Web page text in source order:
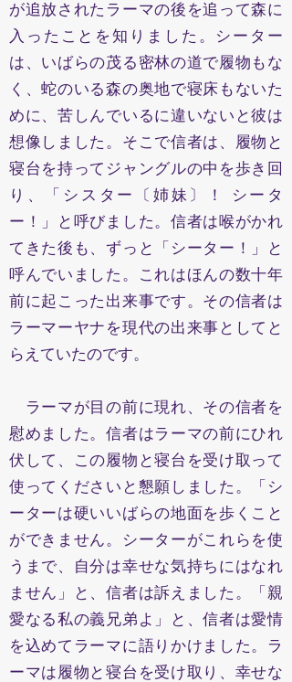
が追放されたラーマの後を追って森に
入ったことを知りました。シーター
は、いばらの茂る密林の道で履物もな
く、蛇のいる森の奥地で寝床もないた
めに、苦しんでいるに違いないと彼は
想像しました。そこで信者は、履物と
寝台を持ってジャングルの中を歩き回
り、「シスター〔姉妹〕！ シータ
ー！」と呼びました。信者は喉がかれ
てきた後も、ずっと「シーター！」と
呼んでいました。これはほんの数十年
前に起こった出来事です。その信者は
ラーマーヤナを現代の出来事としてと
らえていたのです。
ラーマが目の前に現れ、その信者を
慰めました。信者はラーマの前にひれ
伏して、この履物と寝台を受け取って
使ってくださいと懇願しました。「シ
ーターは硬いいばらの地面を歩くこと
ができません。シーターがこれらを使
うまで、自分は幸せな気持ちにはなれ
ません」と、信者は訴えました。「親
愛なる私の義兄弟よ」と、信者は愛情
を込めてラーマに語りかけました。ラ
ーマは履物と寝台を受け取り、幸せな